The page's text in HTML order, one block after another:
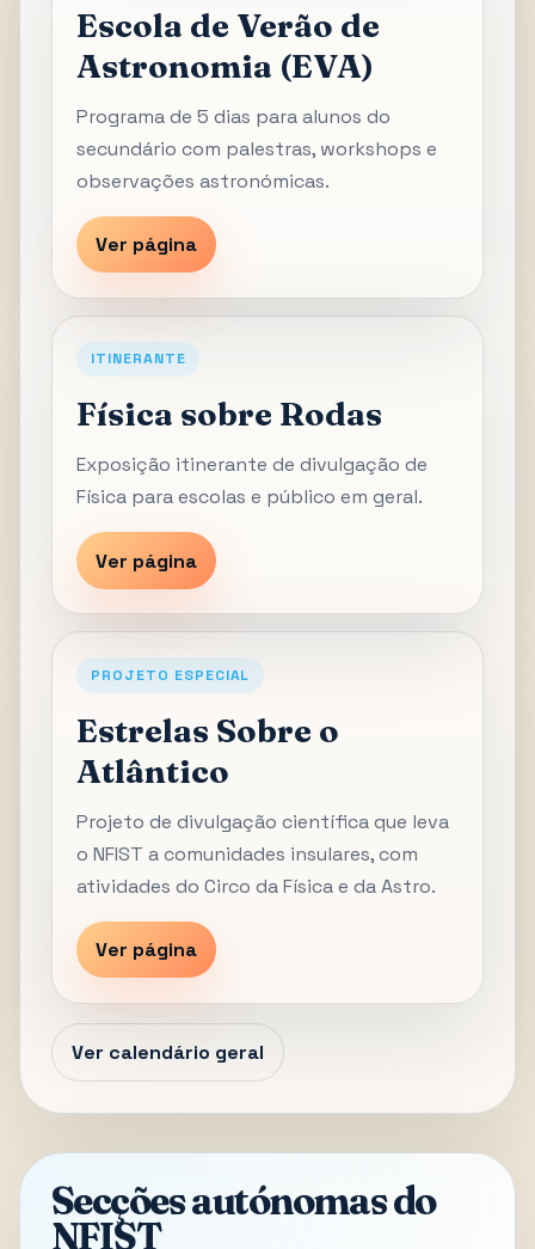
Escola de Verão de
Astronomia (EVA)
Programa de 5 dias para alunos do
secundário com palestras, workshops e
observações astronómicas.
Ver página
ITINERANTE
Física sobre Rodas
Exposição itinerante de divulgação de
Física para escolas e público em geral.
Ver página
PROJETO ESPECIAL
Estrelas Sobre o
Atlântico
Projeto de divulgação científica que leva
o NFIST a comunidades insulares, com
atividades do Circo da Física e da Astro.
Ver página
Ver calendário geral
Secções autónomas do
NFIST